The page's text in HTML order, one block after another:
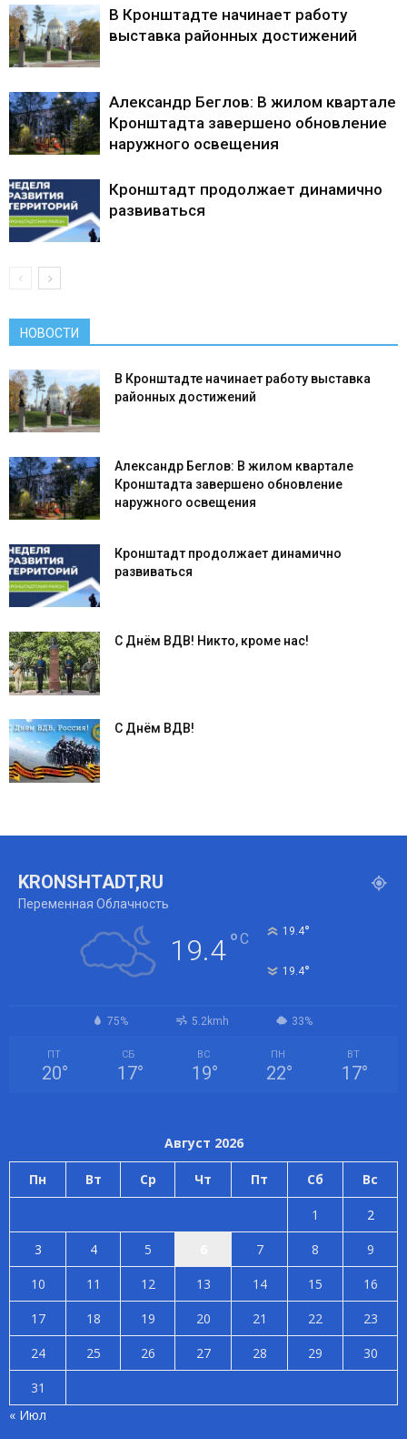
В Кронштадте начинает работу
выставка районных достижений
Александр Беглов: В жилом квартале
Кронштадта завершено обновление
наружного освещения
Кронштадт продолжает динамично
развиваться
НОВОСТИ
В Кронштадте начинает работу выставка
районных достижений
Александр Беглов: В жилом квартале
Кронштадта завершено обновление
наружного освещения
Кронштадт продолжает динамично
развиваться
С Днём ВДВ! Никто, кроме нас!
С Днём ВДВ!
KRONSHTADT,RU
Переменная Облачность
19.4°C 19.4°
19.4°
75% 5.2kmh 33%
ПТ
20°
СБ
17°
ВС
19°
ПН
22°
ВТ
17°
Август 2026
Пн Вт Ср Чт Пт Сб Вс
1
2
3
4 5 7 8
9
10
11 12 13 14 15
16
17
18 19 20 21 22
23
24
25 26 27 28 29
30
31
« Июл